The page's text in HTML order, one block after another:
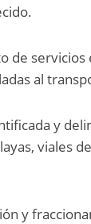
de
al
y
viales
y